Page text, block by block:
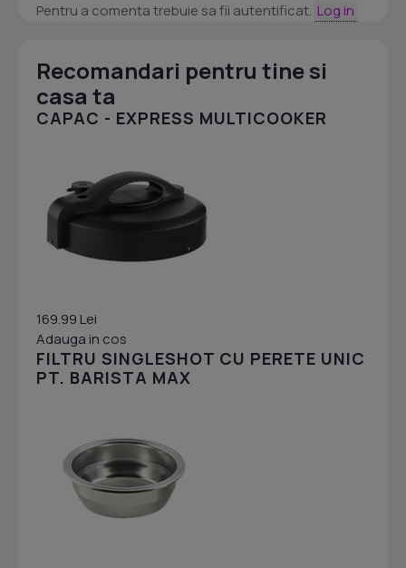
Pentru a comenta trebuie sa fii autentificat. Log in
Recomandari pentru tine si
casa ta
CAPAC - EXPRESS MULTICOOKER
169.99 Lei
Adauga in cos
FILTRU SINGLESHOT CU PERETE UNIC
PT. BARISTA MAX